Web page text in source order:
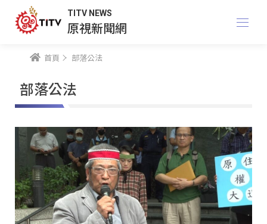
TITV NEWS
原視新聞網
首頁 部落公法
部落公法